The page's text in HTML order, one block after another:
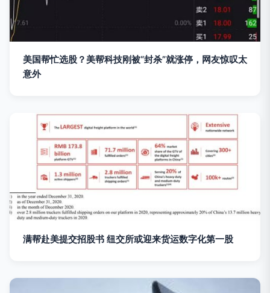
美国帮忙选股？美帮科技刚被“封杀”就涨停，网友惊叹太
意外
满帮赴美提交招股书 纽交所或迎来货运数字化第一股